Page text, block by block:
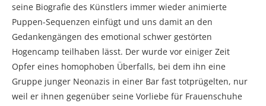
seine Biografie des Künstlers immer wieder animierte
Puppen-Sequenzen einfügt und uns damit an den
Gedankengängen des emotional schwer gestörten
Hogencamp teilhaben lässt. Der wurde vor einiger Zeit
Opfer eines homophoben Überfalls, bei dem ihn eine
Gruppe junger Neonazis in einer Bar fast totprügelten, nur
weil er ihnen gegenüber seine Vorliebe für Frauenschuhe